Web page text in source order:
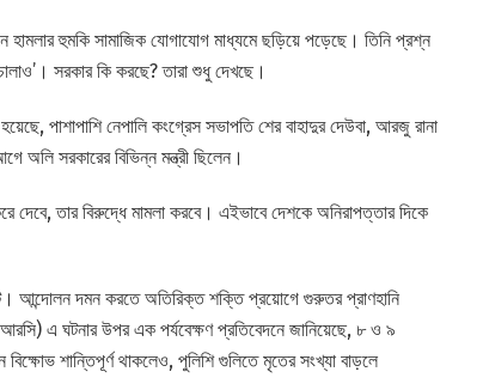
হামলার হুমকি সামাজিক যোগাযোগ মাধ্যমে ছড়িয়ে পড়েছে। তিনি প্রশ্ন
সরকার কি করছে? তারা শুধু দেখছে।
পাশাপাশি নেপালি কংগ্রেস সভাপতি শের বাহাদুর দেউবা, আরজু রানা
অলি সরকারের বিভিন্ন মন্ত্রী ছিলেন।
দেবে, তার বিরুদ্ধে মামলা করবে। এইভাবে দেশকে অনিরাপত্তার দিকে
আন্দোলন দমন করতে অতিরিক্ত শক্তি প্রয়োগে গুরুতর প্রাণহানি
এ ঘটনার উপর এক পর্যবেক্ষণ প্রতিবেদনে জানিয়েছে, ৮ ও ৯
শান্তিপূর্ণ থাকলেও, পুলিশি গুলিতে মৃতের সংখ্যা বাড়লে